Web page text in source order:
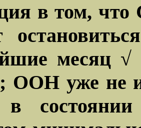
в том,
месяц √
ООН уже не
состоянии